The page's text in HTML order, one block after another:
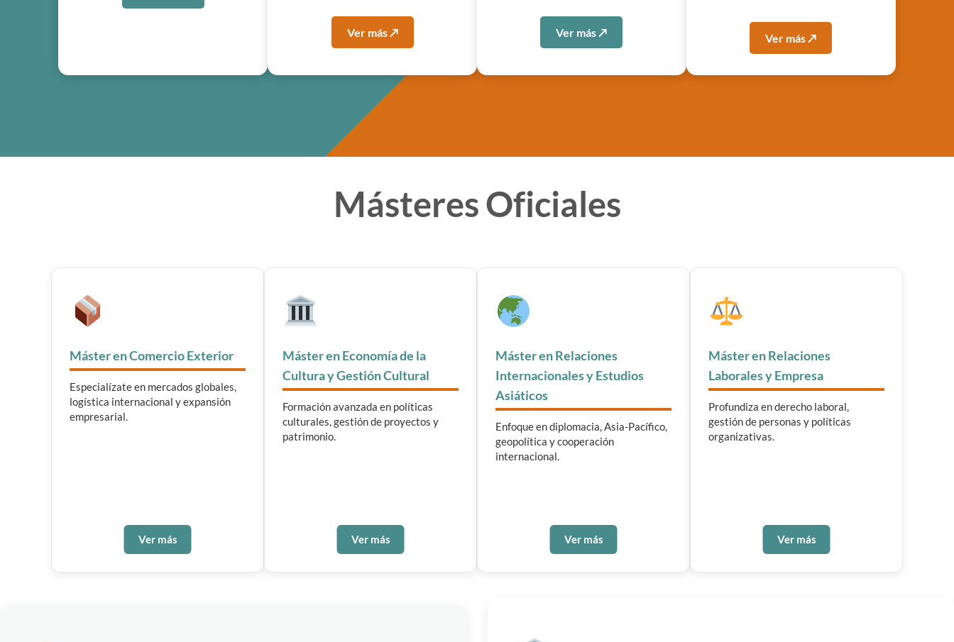
Ver más ↗ Ver más ↗ Ver más ↗
Másteres Oficiales
Máster en Comercio Exterior
Especialízate en mercados globales,
logística internacional y expansión
empresarial.
Ver más
Máster en Economía de la
Cultura y Gestión Cultural
Formación avanzada en políticas
culturales, gestión de proyectos y
patrimonio.
Ver más
Máster en Relaciones
Internacionales y Estudios
Asiáticos
Enfoque en diplomacia, Asia-Pacífico,
geopolítica y cooperación
internacional.
Ver más
Máster en Relaciones
Laborales y Empresa
Profundiza en derecho laboral,
gestión de personas y políticas
organizativas.
Ver más